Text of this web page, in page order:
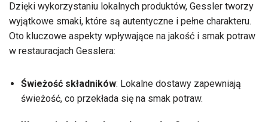
Dzięki wykorzystaniu lokalnych produktów, Gessler tworzy
wyjątkowe smaki, które są autentyczne i pełne charakteru.
Oto kluczowe aspekty wpływające na jakość i smak potraw
w restauracjach Gesslera:
Świeżość składników: Lokalne dostawy zapewniają
świeżość, co przekłada się na smak potraw.